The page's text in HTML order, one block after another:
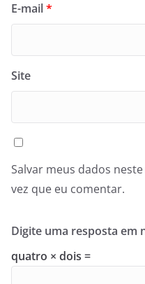
E-mail*
Site
Salvar meus dados
vez que eu comentar.
Digite uma resposta em
quatro × dois =